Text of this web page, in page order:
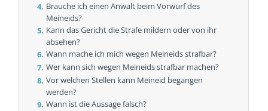
Brauche ich einen Anwalt beim Vorwurf des
Meineids?
Kann das Gericht die Strafe mildern oder von ihr
absehen?
Wann mache ich mich wegen Meineids strafbar?
Wer kann sich wegen Meineids strafbar machen?
Vor welchen Stellen kann Meineid begangen
werden?
Wann ist die Aussage falsch?